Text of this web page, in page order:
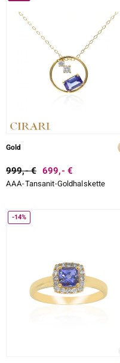
Gold
999,- € 699,- €
AAA-Tansanit-Goldhalskette
-14%